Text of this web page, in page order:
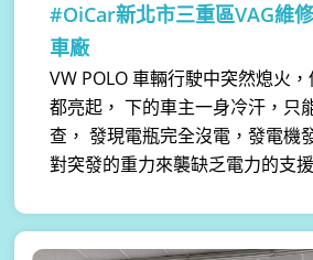
#OiCar新北市三重區VAG維
車廠
VW POLO 車輛行駛中突然熄火
都亮起， 下的車主一身冷汗，只
查， 發現電瓶完全沒電，發電機
對突發的重力來襲缺乏電力的支